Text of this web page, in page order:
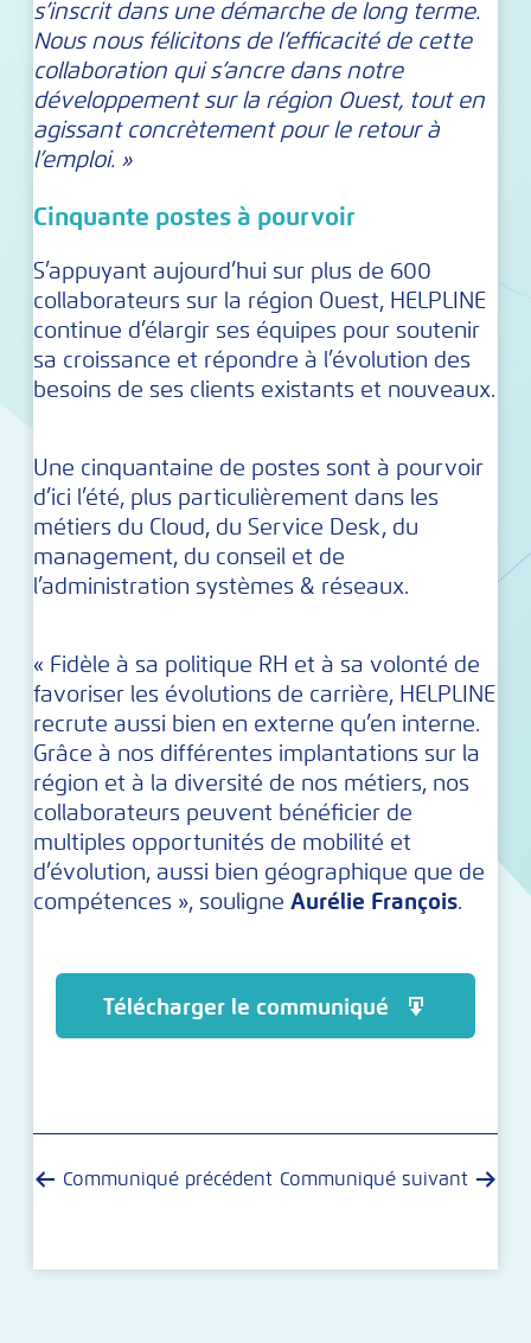
s’inscrit dans une démarche de long terme.
Nous nous félicitons de l’efficacité de cette
collaboration qui s’ancre dans notre
développement sur la région Ouest, tout en
agissant concrètement pour le retour à
l’emploi. »
Cinquante postes à pourvoir
S’appuyant aujourd’hui sur plus de 600
collaborateurs sur la région Ouest, HELPLINE
continue d’élargir ses équipes pour soutenir
sa croissance et répondre à l’évolution des
besoins de ses clients existants et nouveaux.
Une cinquantaine de postes sont à pourvoir
d’ici l’été, plus particulièrement dans les
métiers du Cloud, du Service Desk, du
management, du conseil et de
l’administration systèmes & réseaux.
« Fidèle à sa politique RH et à sa volonté de
favoriser les évolutions de carrière, HELPLINE
recrute aussi bien en externe qu’en interne.
Grâce à nos différentes implantations sur la
région et à la diversité de nos métiers, nos
collaborateurs peuvent bénéficier de
multiples opportunités de mobilité et
d’évolution, aussi bien géographique que de
compétences », souligne Aurélie François.
Télécharger le communiqué
Communiqué précédent Communiqué suivant